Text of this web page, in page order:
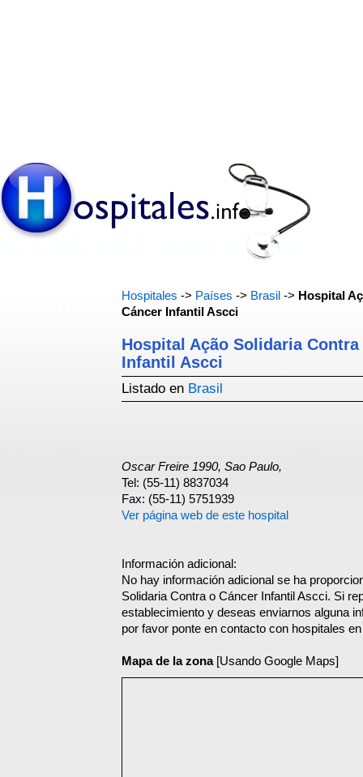
Hospitales -> Países -> Brasil -> Hospital
Cáncer Infantil Ascci
Hospital Ação Solidaria Contra
Infantil Ascci
Listado en Brasil
Oscar Freire 1990, Sao Paulo,
Tel: (55-11) 8837034
Fax: (55-11) 5751939
Ver página web de este hospital
Información adicional:
No hay información adicional se ha
Solidaria Contra o Cáncer Infantil Ascci. Si
establecimiento y deseas enviarnos alguna
por favor ponte en contacto con hospitales
Mapa de la zona[Usando Google Maps]